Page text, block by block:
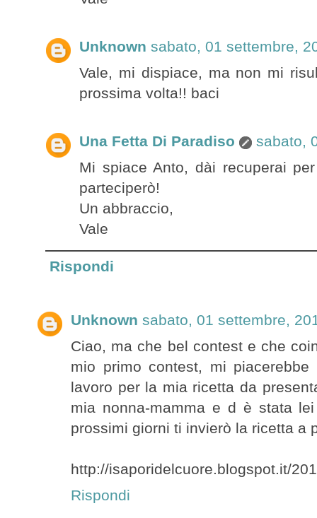
Unknown sabato, 01 settembre,
Vale, mi dispiace, ma non mi
prossima volta!! baci
Una Fetta Di Paradiso
sabato,
Mi spiace Anto, dài recuperai
parteciperò!
Un abbraccio,
Vale
Rispondi
Unknown sabato, 01 settembre,
Ciao, ma che bel contest e che
mio primo contest, mi
lavoro per la mia ricetta da
mia nonna-mamma e d è stata
prossimi giorni ti invierò la ricetta a
http://isaporidelcuore.blogspot.it/
Rispondi